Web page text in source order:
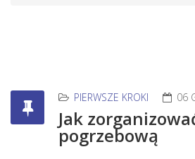
PIERWSZE KROKI 06
Jak
pogrzebową